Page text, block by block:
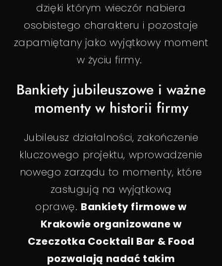
dzięki którym wieczór nabiera
osobistego charakteru i pozostaje
zapamiętany jako wyjątkowy moment
w życiu firmy.
Bankiety jubileuszowe i ważne
momenty w historii firmy
Jubileusz działalności, zakończenie
kluczowego projektu, wprowadzenie
nowego zarządu to momenty, które
zasługują na wyjątkową
oprawę. Bankiety firmowe w
Krakowie organizowane w
Czeczotka Cocktail Bar & Food
pozwalają nadać takim